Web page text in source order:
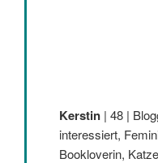
Kerstin | 48 |
interessiert,
Bookloverin,